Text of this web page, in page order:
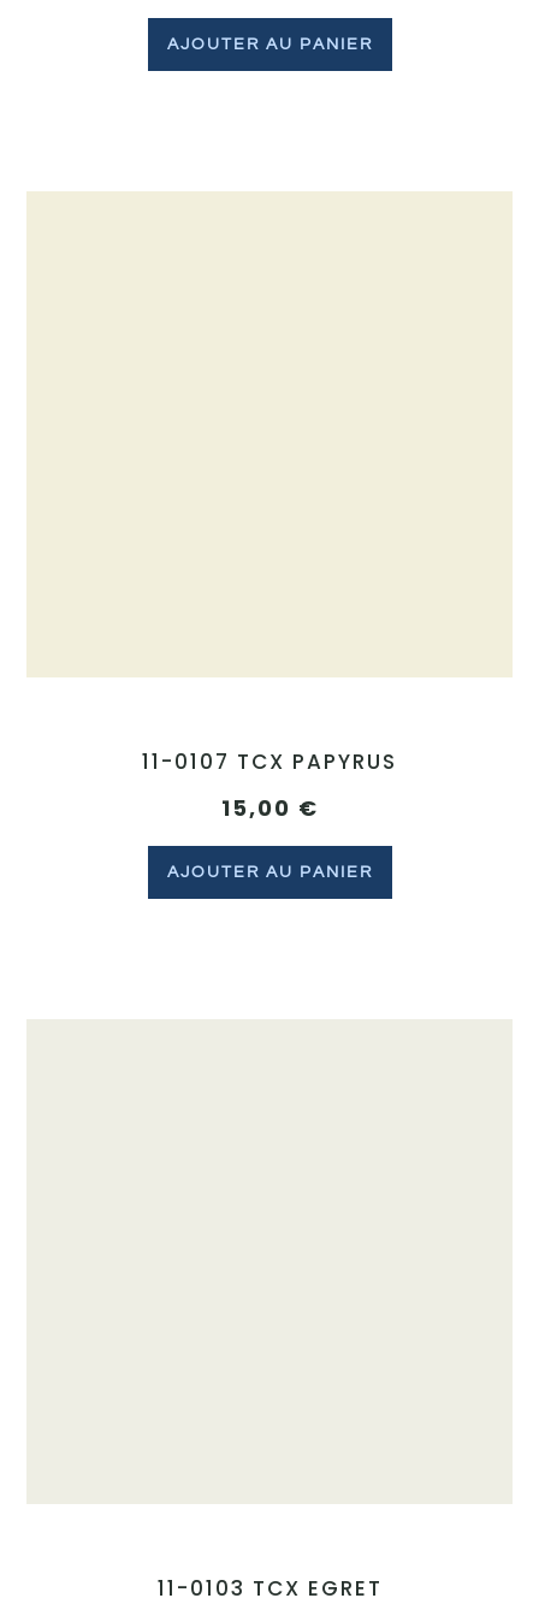
AJOUTER AU PANIER
11-0107 TCX PAPYRUS
15,00 €
AJOUTER AU PANIER
11-0103 TCX EGRET